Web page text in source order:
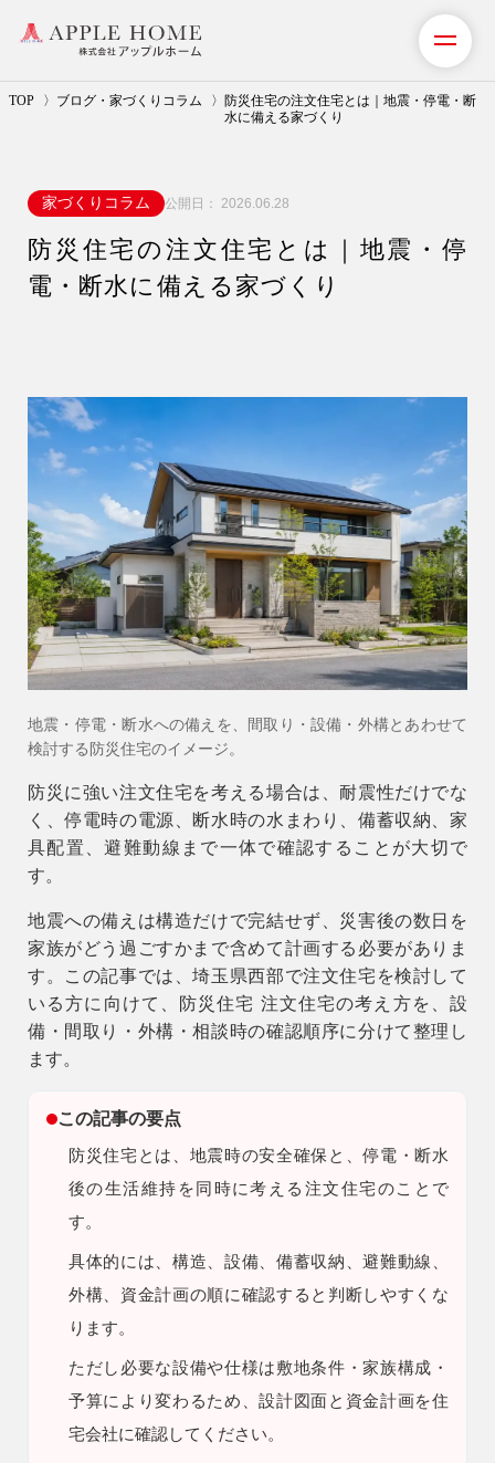
TOP ブログ・家づくりコラム
防災住宅の注文住宅とは｜地震・停電・断
水に備える家づくり
家づくりコラム 公開日： 2026.06.28
防災住宅の注文住宅とは｜地震・停
電・断水に備える家づくり
地震・停電・断水への備えを、間取り・設備・外構とあわせて
検討する防災住宅のイメージ。
防災に強い注文住宅を考える場合は、耐震性だけでな
く、停電時の電源、断水時の水まわり、備蓄収納、家
具配置、避難動線まで一体で確認することが大切で
す。
地震への備えは構造だけで完結せず、災害後の数日を
家族がどう過ごすかまで含めて計画する必要がありま
す。この記事では、埼玉県西部で注文住宅を検討して
いる方に向けて、
防災住宅 注文住宅の考え方を、設
備・間取り・外構・相談時の確認順序に分けて整理し
ます。
この記事の要点
防災住宅とは、地震時の安全確保と、停電・断水
後の生活維持を同時に考える注文住宅のことで
す。
具体的には、構造、設備、備蓄収納、避難動線、
外構、資金計画の順に確認すると判断しやすくな
ります。
ただし 必要な設備や仕様は敷地条件・家族構成・
予算により変わるため、設計図面と資金計画を住
宅会社に確認してください。
事業紹介（注文住宅）
リフォーム・リノベーション
ショールーム・モデルハウス
施工事例・お客様の声
会社情報
会社概要
スタッフ紹介
お知らせ
イベント
営業時間 9時〜18時
注文住宅
0120-70-1212
アフターメンテナンス
営業時間 9時〜17時（定休／水曜日）
04-2950-7171
事業用
04-2968-5522